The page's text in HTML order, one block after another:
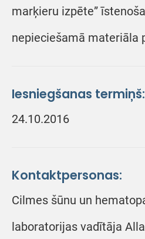
marķieru izpēte”
nepieciešamā materiāla
Iesniegšanas termiņš:
24.10.2016
Kontaktpersonas:
Cilmes šūnu un
laboratorijas vadītāja